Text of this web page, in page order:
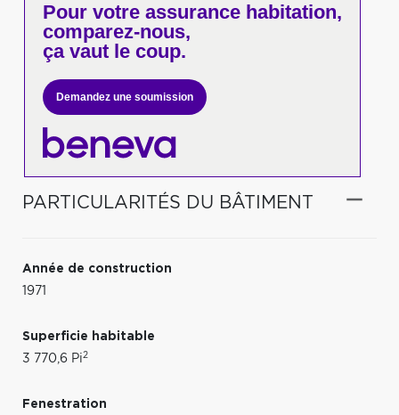
Pour votreassurance habitation,
comparez-nous,
ça vaut le coup.
Demandez une soumission
PARTICULARITÉS DU BÂTIMENT
Année de construction
1971
Superficie habitable
3 770,6 Pi2
Fenestration